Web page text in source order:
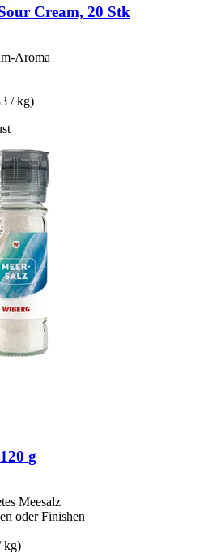
Cream, 20 Stk
Aroma
/ kg)
g
Meesalz
oder Finishen
kg)